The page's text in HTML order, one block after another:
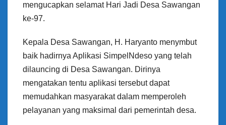
mengucapkan selamat Hari Jadi Desa Sawangan
ke-97.
Kepala Desa Sawangan, H. Haryanto menymbut
baik hadirnya Aplikasi SimpelNdeso yang telah
dilauncing di Desa Sawangan. Dirinya
mengatakan tentu aplikasi tersebut dapat
memudahkan masyarakat dalam memperoleh
pelayanan yang maksimal dari pemerintah desa.